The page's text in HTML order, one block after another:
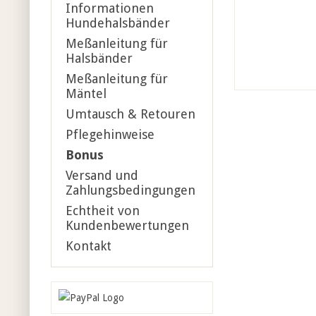
Informationen
Hundehalsbänder
Meßanleitung für
Halsbänder
Meßanleitung für
Mäntel
Umtausch & Retouren
Pflegehinweise
Bonus
Versand und
Zahlungsbedingungen
Echtheit von
Kundenbewertungen
Kontakt